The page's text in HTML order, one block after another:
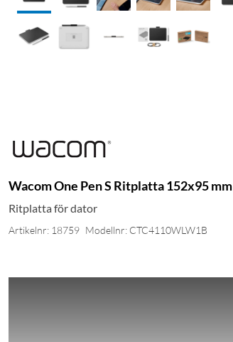
Wacom One Pen S Ritplatta 152x95 mm
Ritplatta för dator
Artikelnr: 18759 Modellnr: CTC4110WLW1B